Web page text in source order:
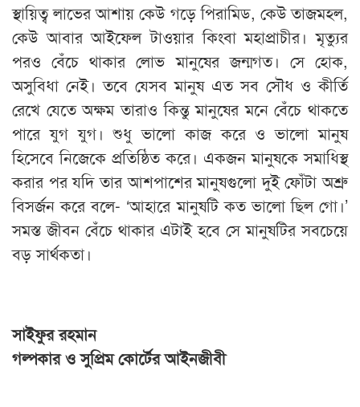
স্থায়িত্ব লাভের আশায় কেউ গড়ে পিরামিড, কেউ তাজমহল,
কেউ আবার আইফেল টাওয়ার কিংবা মহাপ্রাচীর। মৃত্যুর
পরও বেঁচে থাকার লোভ মানুষের জন্মগত। সে হোক,
অসুবিধা নেই। তবে যেসব মানুষ এত সব সৌধ ও কীর্তি
রেখে যেতে অক্ষম তারাও কিন্তু মানুষের মনে বেঁচে থাকতে
পারে যুগ যুগ। শুধু ভালো কাজ করে ও ভালো মানুষ
হিসেবে নিজেকে প্রতিষ্ঠিত করে। একজন মানুষকে সমাধিস্থ
করার পর যদি তার আশপাশের মানুষগুলো দুই ফোঁটা অশ্রু
বিসর্জন করে বলে- ‘আহারে মানুষটি কত ভালো ছিল গো।’
সমস্ত জীবন বেঁচে থাকার এটাই হবে সে মানুষটির সবচেয়ে
বড় সার্থকতা।
সাইফুর রহমান
গল্পকার ও সুপ্রিম কোর্টের আইনজীবী